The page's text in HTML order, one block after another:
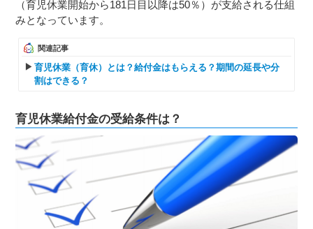
（育児休業開始から181日目以降は50％）が支給される仕組
みとなっています。
関連記事
育児休業（育休）とは？給付金はもらえる？期間の延長や分
割はできる？
育児休業給付金の受給条件は？